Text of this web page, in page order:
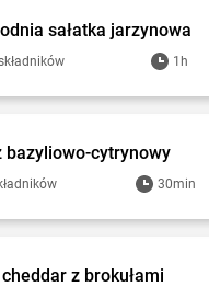
sałatka jarzynowa
1h
Gotuję z Lewiatanem
bazyliowo-cytrynowy
30min
Gotuję z Lewiatanem
z brokułami